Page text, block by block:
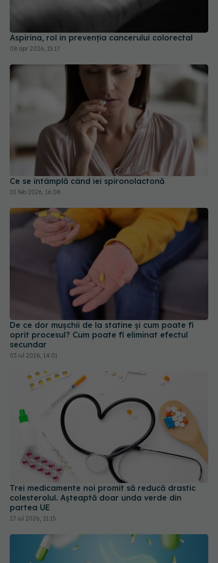
Aspirina, rol în prevenția cancerului colorectal
08 apr 2026, 15:17
Ce se întâmplă când iei spironolactonă
10 feb 2026, 16:08
De ce dor mușchii de la statine și cum poate fi
oprit procesul? Cum poate fi eliminat efectul
secundar
03 iul 2026, 14:01
Trei medicamente noi promit să reducă drastic
colesterolul. Așteaptă doar unda verde din
partea UE
27 iul 2026, 21:15